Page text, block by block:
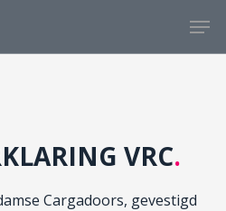
VRC.
Cargadoors, gevestigd